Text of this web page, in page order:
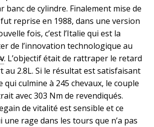
banc de cylindre. Finalement mise de
reprise en 1988, dans une version
fois, c’est l’Italie qui est la
de l’innovation technologique au
. L’objectif était de rattraper le retard
au 2.8L. Si le résultat est satisfaisant
qui culmine à 245 chevaux, le couple
avec 303 Nm de revendiqués.
de vitalité est sensible et ce
rage dans les tours que n’a pas